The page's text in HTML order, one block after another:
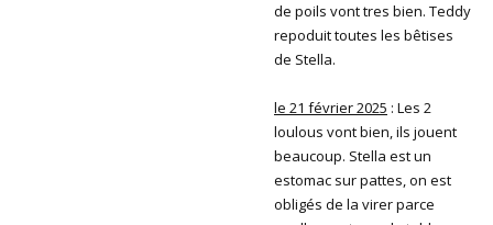
de poils vont tres bien. Teddy
repoduit toutes les bêtises
de Stella.
le 21 février 2025 : Les 2
loulous vont bien, ils jouent
beaucoup. Stella est un
estomac sur pattes, on est
obligés de la virer parce